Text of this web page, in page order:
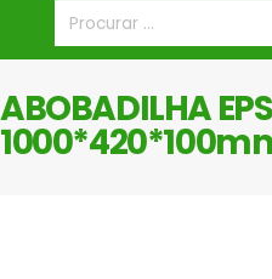
ABOBADILHA